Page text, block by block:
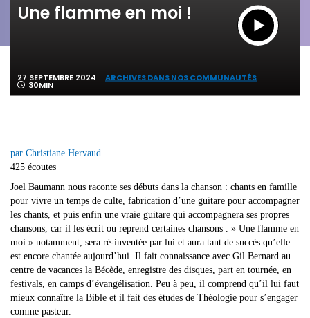
Une flamme en moi !
27 SEPTEMBRE 2024 ARCHIVES DANS NOS COMMUNAUTÉS
30MIN
par Christiane Hervaud
425 écoutes
Joel Baumann nous raconte ses débuts dans la chanson : chants en famille
pour vivre un temps de culte, fabrication d’une guitare pour accompagner
les chants, et puis enfin une vraie guitare qui accompagnera ses propres
chansons, car il les écrit ou reprend certaines chansons . » Une flamme en
moi » notamment, sera ré-inventée par lui et aura tant de succès qu’elle
est encore chantée aujourd’hui. Il fait connaissance avec Gil Bernard au
centre de vacances la Bécède, enregistre des disques, part en tournée, en
festivals, en camps d’évangélisation. Peu à peu, il comprend qu’il lui faut
mieux connaître la Bible et il fait des études de Théologie pour s’engager
comme pasteur.